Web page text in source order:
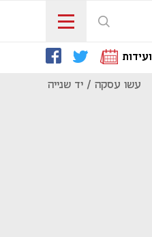
ועידות
עשו עסקה / יד שנייה